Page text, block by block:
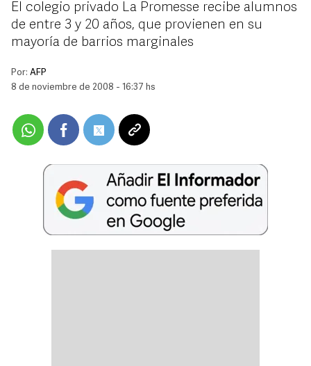
El colegio privado La Promesse recibe alumnos
de entre 3 y 20 años, que provienen en su
mayoría de barrios marginales
Por: AFP
8 de noviembre de 2008 - 16:37 hs